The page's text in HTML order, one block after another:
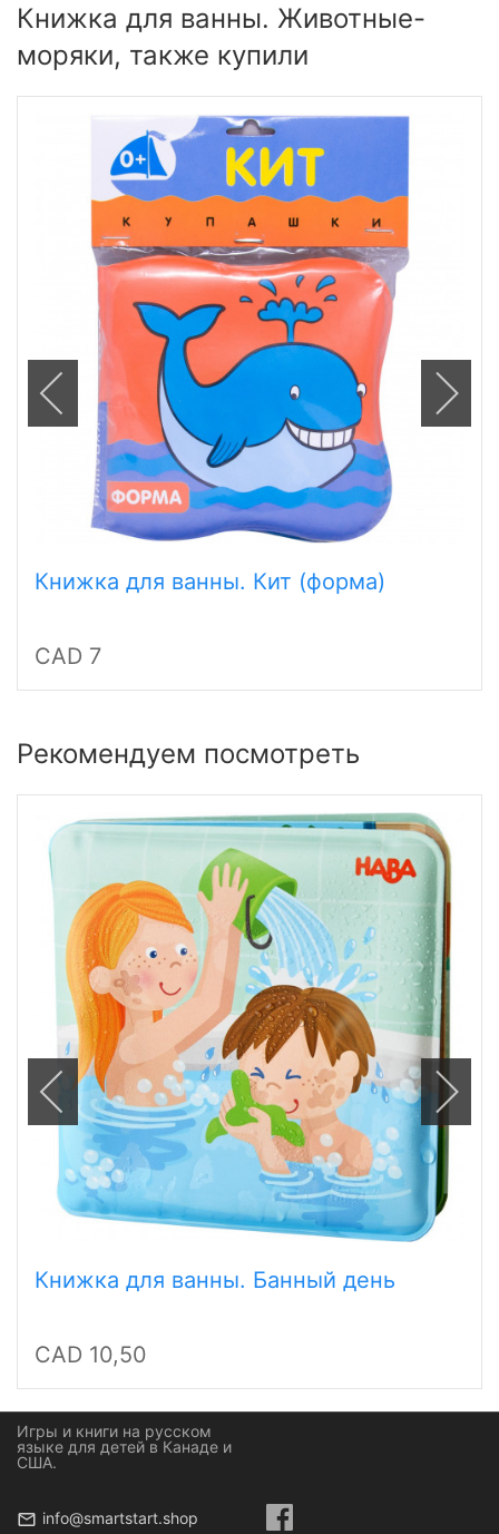
Книжка для ванны. Животные-
моряки, также купили
Книжка для ванны. Кит (форма)
CAD 7
Рекомендуем посмотреть
Книжка для ванны. Банный день
CAD 10,50
Игры и книги на русском
языке для детей в Канаде и
США.
info@smartstart.shop